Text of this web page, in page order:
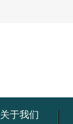
关于我们